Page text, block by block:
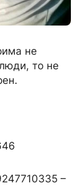
не
то не
–